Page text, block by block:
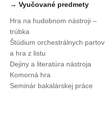
→ Vyučované predmety
Hra na hudobnom nástroji –
trúbka
Štúdium orchestrálnych partov
a hra z listu
Dejiny a literatúra nástroja
Komorná hra
Seminár bakalárskej práce